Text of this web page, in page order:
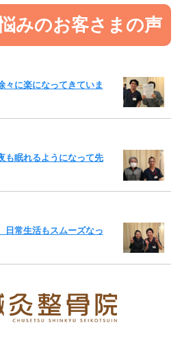
みのお客さまの声
々に楽になってきていま
も眠れるようになって先
日常生活もスムーズなっ